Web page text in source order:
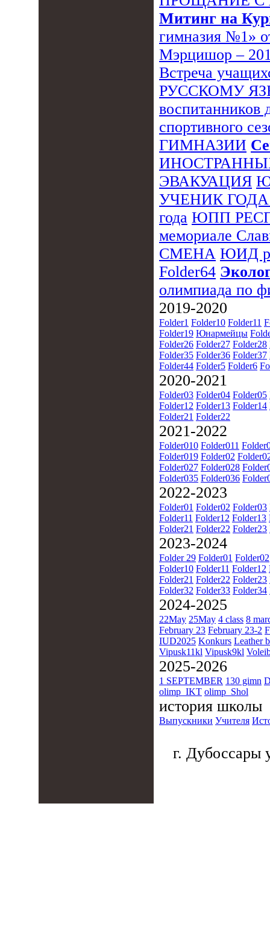
Митинг на
гимназия №1»
Мэрцишор –
Встреча
РУССКОМУ
воспитанников
спортивного
ГИМНАЗИИ
ЭВАКУАЦИЯ
УЧЕНИК
года ЮПП
мемориале
СМЕНА ЮИД
Folder64
олимпиада по
2019-2020
Folder1 Folder10 Folder11
Folder19 Юнармейцы
Folder26 Folder27 Folder28
Folder35 Folder36 Folder37
Folder44 Folder5 Folder6
2020-2021
Folder03 Folder04 Folder05
Folder12 Folder13 Folder14
Folder21 Folder22
2021-2022
Folder010 Folder011
Folder019 Folder02
Folder027 Folder028
Folder035 Folder036
2022-2023
Folder01 Folder02 Folder03
Folder11 Folder12 Folder13
Folder21 Folder22 Folder23
2023-2024
Folder 29 Folder01 Folder02
Folder10 Folder11 Folder12
Folder21 Folder22 Folder23
Folder32 Folder33 Folder34
2024-2025
22May 25May 4 class 8
February 23 February 23-2
IUD2025 Konkurs Leather
Vipusk11kl Vipusk9kl
2025-2026
1 SEPTEMBER 130 gimn
olimp_IKT olimp_Shol
история школы
Выпускники Учителя
г. Дубоссары